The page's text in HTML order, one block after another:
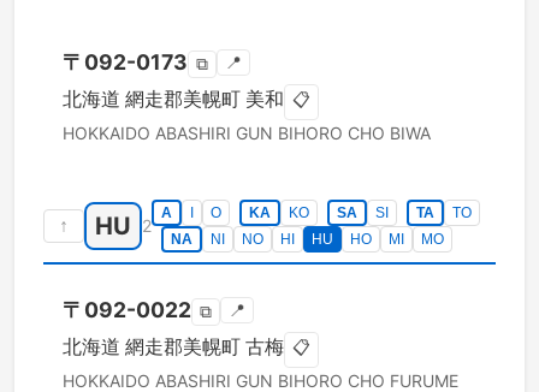
〒 092-0173 ⧉ 📍
北海道 網走郡美幌町 美和 📋
HOKKAIDO ABASHIRI GUN BIHORO CHO BIWA
↑ HU 2
A O KA KO SA SI TA
TO
NA
NI NO HI HU HO MI MO
〒 092-0022 ⧉ 📍
北海道 網走郡美幌町 古梅 📋
HOKKAIDO ABASHIRI GUN BIHORO CHO FURUME